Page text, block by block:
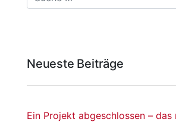
Neueste Beiträge
Ein Projekt abgeschlossen – das